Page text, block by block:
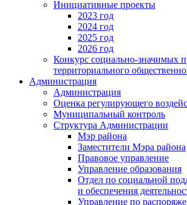
Инициативные проекты
2023 год
2024 год
2025 год
2026 год
Конкурс социально-значимых
территориального
Администрация
Администрация
Оценка регулирующего
Муниципальный контроль
Структура Администрации
Мэр района
Заместители Мэра района
Правовое управление
Управление образования
Отдел по социальной
и обеспечения
Управление по